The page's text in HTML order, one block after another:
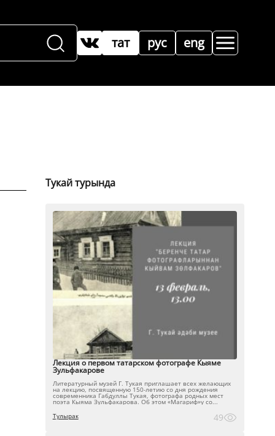
рус
тат eng
Тукай турында
Лекция о первом татарском фотографе Кыяме
Зульфакарове
Литературный музей Г. Тукая приглашает всех желающих
на лекцию, посвященную 150-летию со дня рождения
современника Габдуллы Тукая, фотографа родных мест
поэта Кыяма Зульфакарова. Об этом «Магариф»у со...
Тулырак
49